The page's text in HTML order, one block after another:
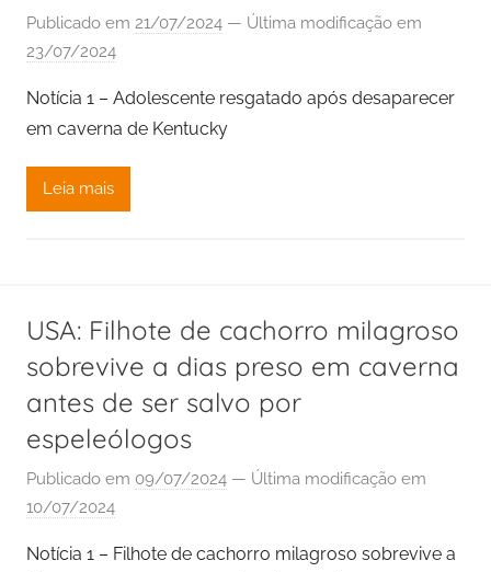
Publicado em 21/07/2024 — Última modificação em
23/07/2024
Notícia 1 – Adolescente resgatado após desaparecer
em caverna de Kentucky
Leia mais
USA: Filhote de cachorro milagroso
sobrevive a dias preso em caverna
antes de ser salvo por
espeleólogos
Publicado em 09/07/2024 — Última modificação em
10/07/2024
Notícia 1 – Filhote de cachorro milagroso sobrevive a